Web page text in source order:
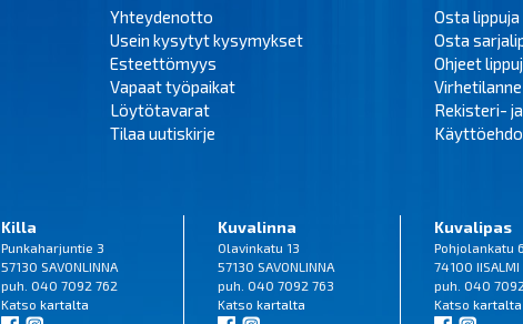
Yhteydenotto
Usein kysytyt kysymykset
Esteettömyys
Vapaat työpaikat
Löytötavarat
Tilaa uutiskirje
Osta lippuja
Osta
Ohjeet
Rekisteri-
Killa
Punkaharjuntie 3
57130 SAVONLINNA
puh. 040 7092 762
Katso kartalta
Kuvalinna
Olavinkatu 13
57130 SAVONLINNA
puh. 040 7092 763
Katso kartalta
Kuvalipas
Pohjolankatu 6
74100 IISALMI
puh. 040
Katso kartalta